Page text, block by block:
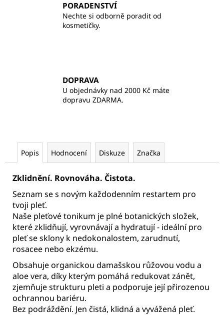
PORADENSTVÍ
Nechte si odborně poradit od
kosmetičky.
DOPRAVA
U objednávky nad 2000 Kč máte
dopravu ZDARMA.
Popis Hodnocení Diskuze Značka
Zklidnění. Rovnováha. Čistota.
Seznam se s novým každodenním restartem pro
tvoji pleť.
Naše pleťové tonikum je plné botanických složek,
které zklidňují, vyrovnávají a hydratují - ideální pro
pleť se sklony k nedokonalostem, zarudnutí,
rosacee nebo ekzému.
Obsahuje organickou damašskou růžovou vodu a
aloe vera, díky kterým pomáhá redukovat zánět,
zjemňuje strukturu pleti a podporuje její přirozenou
ochrannou bariéru.
Bez podráždění. Jen čistá, klidná a vyvážená pleť.